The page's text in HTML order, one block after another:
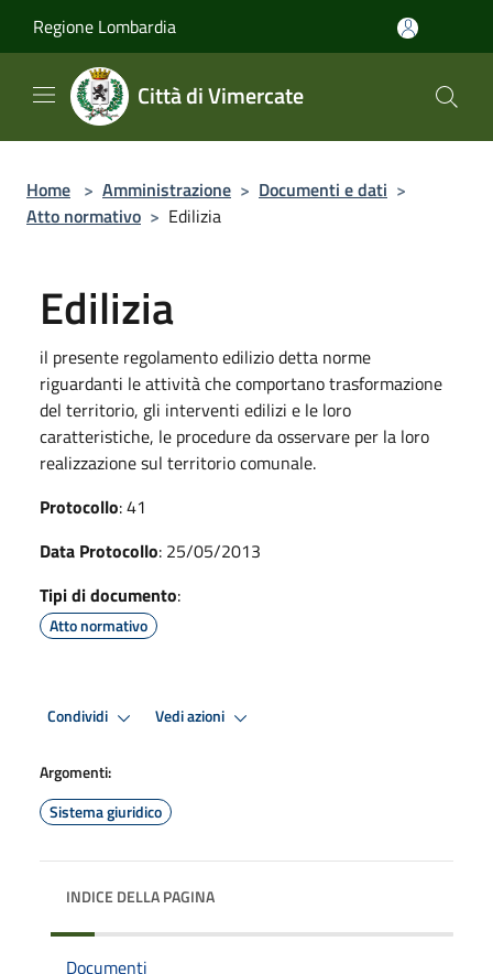
Regione Lombardia
Città di Vimercate
Home > Amministrazione > Documenti e dati >
Atto normativo > Edilizia
Edilizia
il presente regolamento edilizio detta norme
riguardanti le attività che comportano trasformazione
del territorio, gli interventi edilizi e le loro
caratteristiche, le procedure da osservare per la loro
realizzazione sul territorio comunale.
Protocollo: 41
Data Protocollo: 25/05/2013
Tipi di documento:
Atto normativo
Condividi Vedi azioni
Argomenti:
Sistema giuridico
INDICE DELLA PAGINA
Documenti